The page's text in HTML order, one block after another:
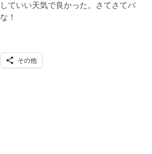
ていい天気で良かった。さてさてパ
！
その他